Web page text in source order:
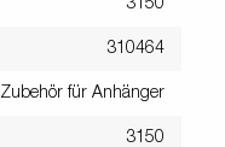
3150
310464
Zubehör für Anhänger
3150